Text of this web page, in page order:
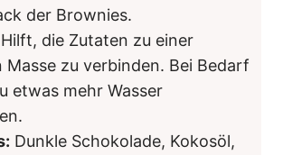
der Brownies.
Hilft, die Zutaten zu einer
Masse zu verbinden. Bei Bedarf
etwas mehr Wasser
Dunkle Schokolade, Kokosöl,